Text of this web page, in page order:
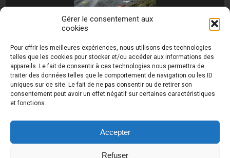
Gérer le consentement aux
cookies
Pour offrir les meilleures expériences, nous utilisons des technologies
telles que les cookies pour stocker et/ou accéder aux informations des
appareils. Le fait de consentir à ces technologies nous permettra de
traiter des données telles que le comportement de navigation ou les ID
uniques sur ce site. Le fait de ne pas consentir ou de retirer son
consentement peut avoir un effet négatif sur certaines caractéristiques
et fonctions.
Accepter
Refuser
raynaud.com ©
Toutes les photos de ce site sont
la propriété de l'auteur et sont protégées par le